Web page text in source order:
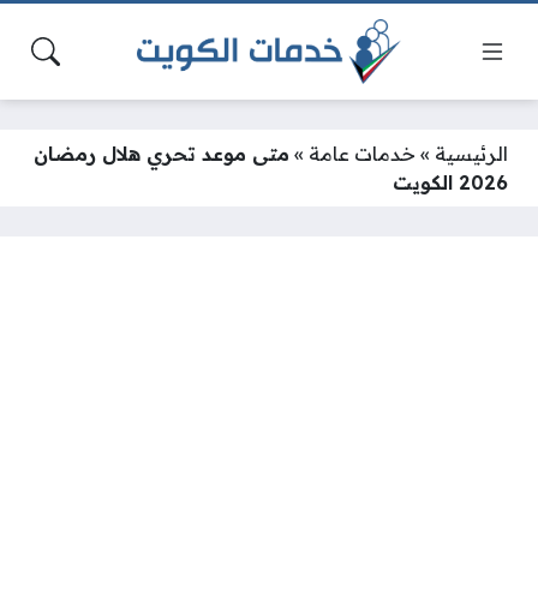
الرئيسية » خدمات عامة » متى موعد تحري هلال رمضان
2026 الكويت